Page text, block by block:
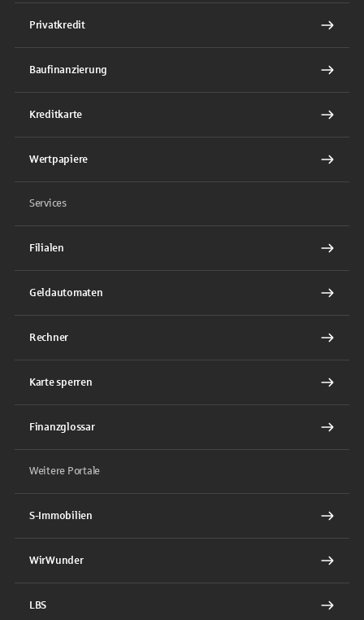
Privatkredit
Baufinanzierung
Kreditkarte
Wertpapiere
Services
Filialen
Geldautomaten
Rechner
Karte sperren
Finanzglossar
Weitere Portale
S-Immobilien
WirWunder
LBS